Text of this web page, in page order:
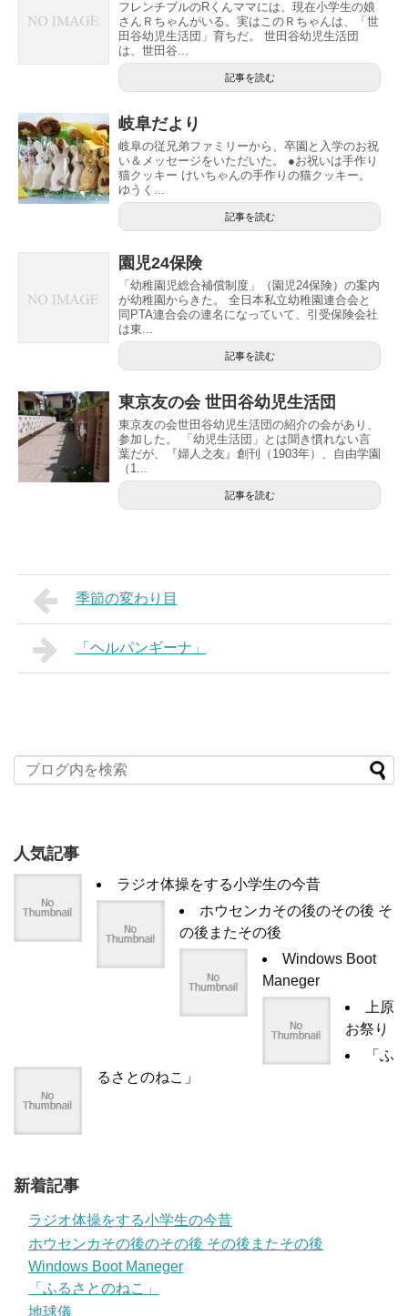
フレンチブルのRくんママには、現在小学生の娘
さんＲちゃんがいる。実はこのＲちゃんは、「世
田谷幼児生活団」育ちだ。 世田谷幼児生活団
は、世田谷...
記事を読む
岐阜だより
岐阜の従兄弟ファミリーから、卒園と入学のお祝
い＆メッセージをいただいた。 ●お祝いは手作り
猫クッキー けいちゃんの手作りの猫クッキー。
ゆうく...
記事を読む
園児24保険
「幼稚園児総合補償制度」（園児24保険）の案内
が幼稚園からきた。 全日本私立幼稚園連合会と
同PTA連合会の連名になっていて、引受保険会社
は東...
記事を読む
東京友の会 世田谷幼児生活団
東京友の会世田谷幼児生活団の紹介の会があり、
参加した。 「幼児生活団」とは聞き慣れない言
葉だが、『婦人之友』創刊（1903年）、自由学園
（1...
記事を読む
季節の変わり目
「ヘルパンギーナ」
人気記事
ラジオ体操をする小学生の今昔
ホウセンカその後のその後 そ
の後またその後
Windows Boot
Maneger
上原
お祭り
「ふ
るさとのねこ」
新着記事
ラジオ体操をする小学生の今昔
ホウセンカその後のその後 その後またその後
Windows Boot Maneger
「ふるさとのねこ」
地球儀